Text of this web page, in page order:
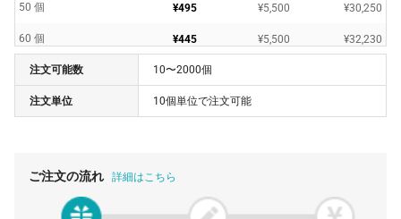
50 個 ¥495 ¥5,500 ¥30,250
60 個 ¥445 ¥5,500 ¥32,230
70 個 ¥412
80 個 ¥386
¥151,800
注文可能数 10〜2000個
注文単位 10個単位で注文可能
ご注文の流れ 詳細はこちら